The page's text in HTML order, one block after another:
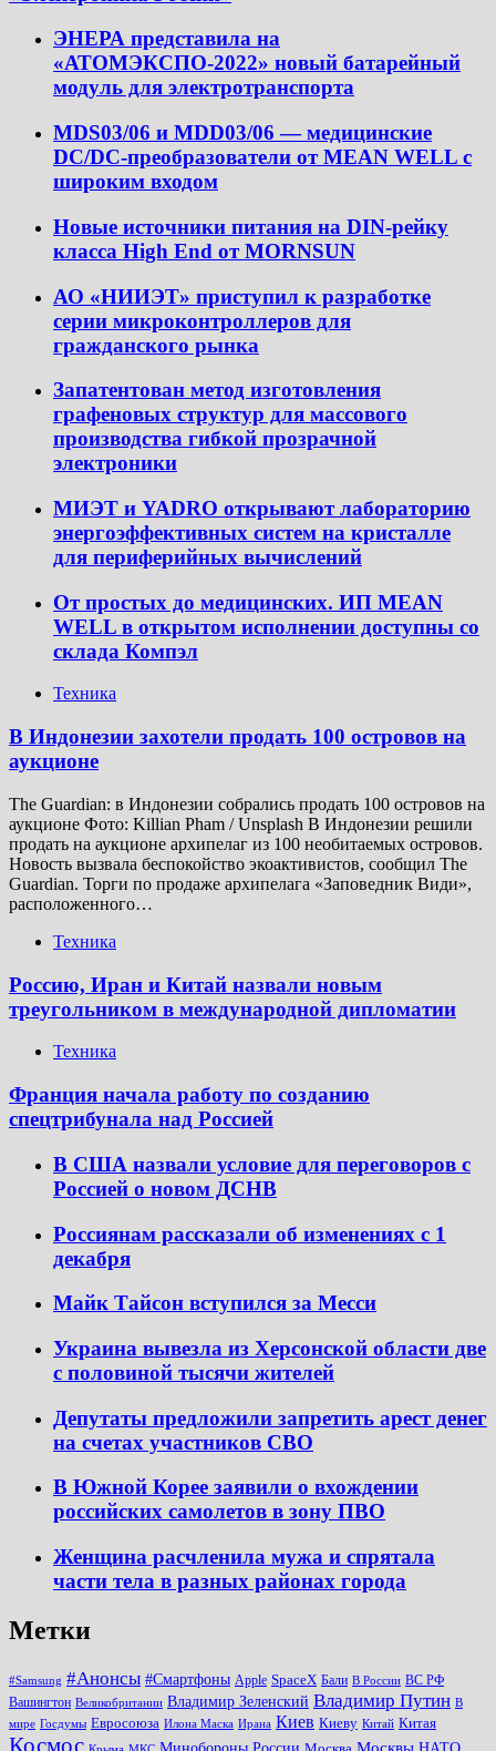
ЭНЕРА представила на
«АТОМЭКСПО-2022» новый батарейный
модуль для электротранспорта
MDS03/06 и MDD03/06 — медицинские
DC/DC-преобразователи от MEAN WELL с
широким входом
Новые источники питания на DIN-рейку
класса High End от MORNSUN
АО «НИИЭТ» приступил к разработке
серии микроконтроллеров для
гражданского рынка
Запатентован метод изготовления
графеновых структур для массового
производства гибкой прозрачной
электроники
МИЭТ и YADRO открывают лабораторию
энергоэффективных систем на кристалле
для периферийных вычислений
От простых до медицинских. ИП MEAN
WELL в открытом исполнении доступны со
склада Компэл
Техника
В Индонезии захотели продать 100 островов на
аукционе
The Guardian: в Индонезии собрались продать 100 островов на
аукционе Фото: Killian Pham / Unsplash В Индонезии решили
продать на аукционе архипелаг из 100 необитаемых островов.
Новость вызвала беспокойство экоактивистов, сообщил The
Guardian. Торги по продаже архипелага «Заповедник Види»,
расположенного…
Техника
Россию, Иран и Китай назвали новым
треугольником в международной дипломатии
Техника
Франция начала работу по созданию
спецтрибунала над Россией
В США назвали условие для переговоров с
Россией о новом ДСНВ
Россиянам рассказали об изменениях с 1
декабря
Майк Тайсон вступился за Месси
Украина вывезла из Херсонской области две
с половиной тысячи жителей
Депутаты предложили запретить арест денег
на счетах участников СВО
В Южной Корее заявили о вхождении
российских самолетов в зону ПВО
Женщина расчленила мужа и спрятала
части тела в разных районах города
Метки
#Samsung #Анонсы #Смартфоны Apple SpaceX Бали В России ВС РФ
Вашингтон Великобритании Владимир Зеленский Владимир Путин В
мире Госдумы Евросоюза Илона Маска Ирана Киев Киеву Китай Китая
Космос